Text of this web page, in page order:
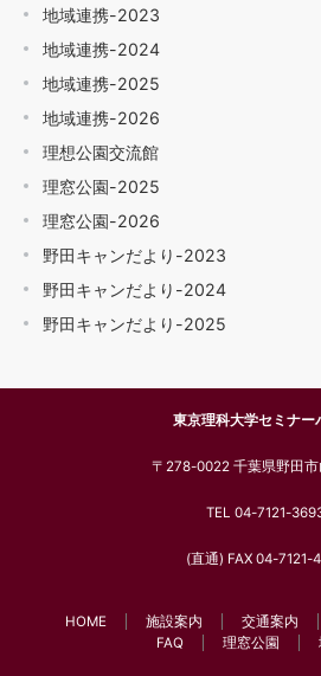
地域連携-2023
地域連携-2024
地域連携-2025
地域連携-2026
理想公園交流館
理窓公園-2025
理窓公園-2026
野田キャンだより-2023
野田キャンだより-2024
野田キャンだより-2025
東京理科大学セミナー
〒278-0022 千葉県野田
TEL 04-7121-
(直通) FAX 04-7121-
HOME 施設案内 交通案内
FAQ
理窓公園